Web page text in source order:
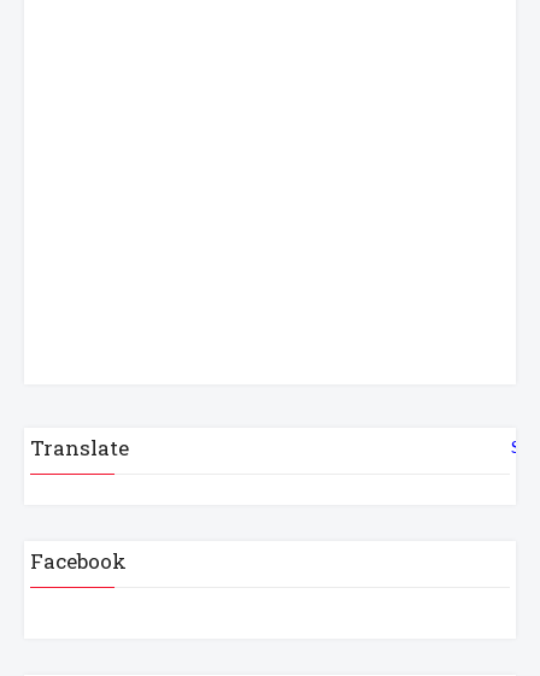
Translate
Facebook